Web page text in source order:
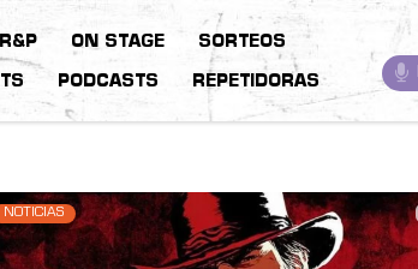
ON STAGE SORTEOS
PODCASTS REPETIDORAS
NOTICIAS